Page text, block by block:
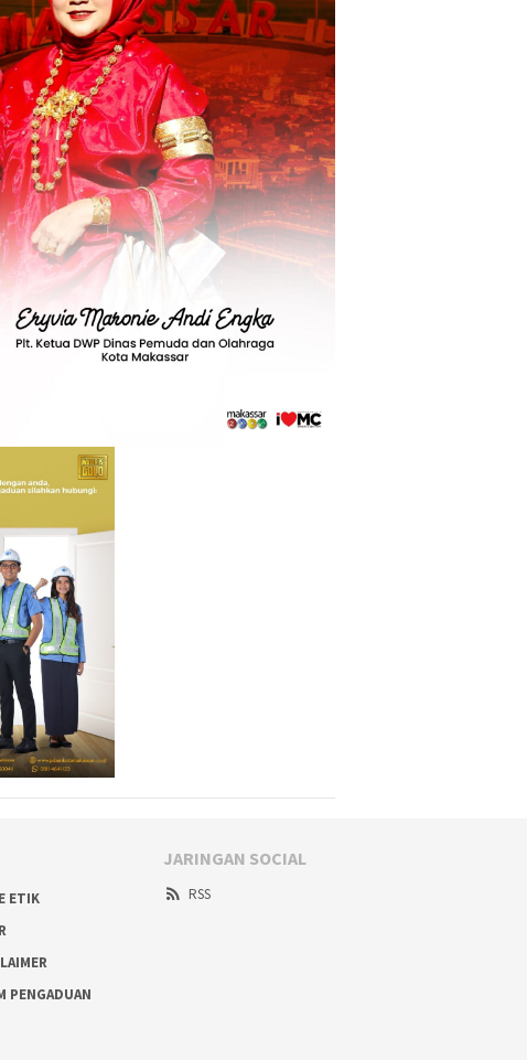
ETIK
PENGADUAN
JARINGAN SOCIAL
RSS